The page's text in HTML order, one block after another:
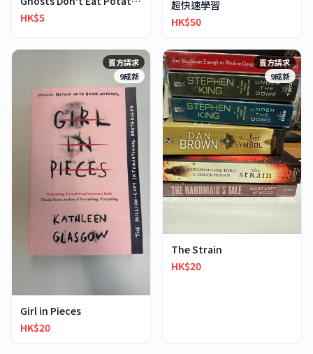
HK$5
超快速學習
HK$50
賣方請求
9成新
Girl in Pieces
HK$20
賣方請求
9成新
The Strain
HK$20